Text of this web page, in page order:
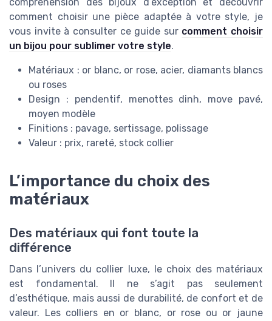
comment choisir une pièce adaptée à votre style, je
vous invite à consulter ce guide sur comment choisir
un bijou pour sublimer votre style.
Matériaux : or blanc, or rose, acier, diamants blancs
ou roses
Design : pendentif, menottes dinh, move pavé,
moyen modèle
Finitions : pavage, sertissage, polissage
Valeur : prix, rareté, stock collier
L’importance du choix des
matériaux
Des matériaux qui font toute la
différence
Dans l’univers du collier luxe, le choix des matériaux
est fondamental. Il ne s’agit pas seulement
d’esthétique, mais aussi de durabilité, de confort et de
valeur. Les colliers en or blanc, or rose ou or jaune